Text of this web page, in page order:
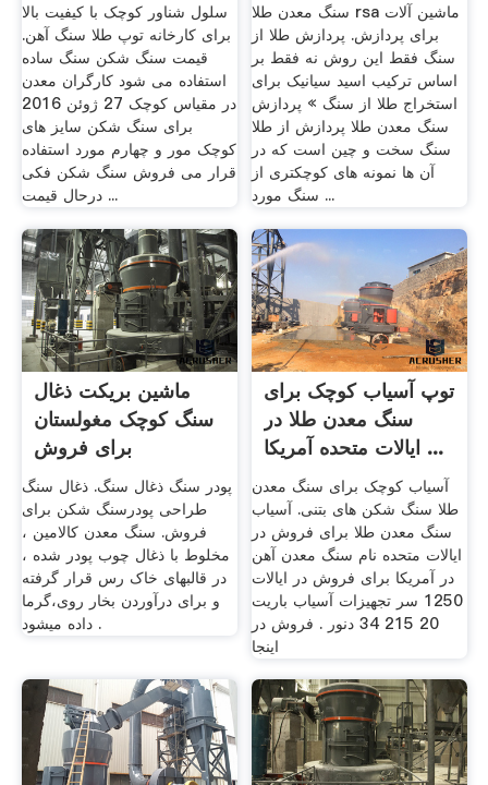
سلول شناور کوچک با کیفیت بالا
برای کارخانه توپ طلا سنگ آهن.
قیمت سنگ شکن سنگ ساده
استفاده می شود کارگران معدن
در مقیاس کوچک 27 ژوئن 2016
برای سنگ شکن سایز های
کوچک مور و چهارم مورد استفاده
قرار می فروش سنگ شکن فکی
درحال قیمت ...
سنگ معدن طلا rsa ماشین آلات
برای پردازش. پردازش طلا از
سنگ فقط این روش نه فقط بر
اساس ترکیب اسید سیانیک برای
استخراج طلا از سنگ » پردازش
سنگ معدن طلا پردازش از طلا
سنگ سخت و چین است که در
آن ها نمونه های کوچکتری از
سنگ مورد ...
ماشین بریکت ذغال
سنگ کوچک مغولستان
برای فروش
پودر سنگ ذغال سنگ. ذغال سنگ
طراحی پودرسنگ شکن برای
فروش. سنگ معدن کالامین ،
مخلوط با ذغال چوب پودر شده ،
در قالبهای خاک رس قرار گرفته
و برای درآوردن بخار روی،گرما
داده میشود .
توپ آسیاب کوچک برای
سنگ معدن طلا در
ایالات متحده آمریکا ...
آسیاب کوچک برای سنگ معدن
طلا سنگ شکن های بتنی. آسیاب
سنگ معدن طلا برای فروش در
ایالات متحده نام سنگ معدن آهن
در آمریکا برای فروش در ایالات
1250 سر تجهیزات آسیاب باریت
20 215 34 دنور . فروش در
اینجا